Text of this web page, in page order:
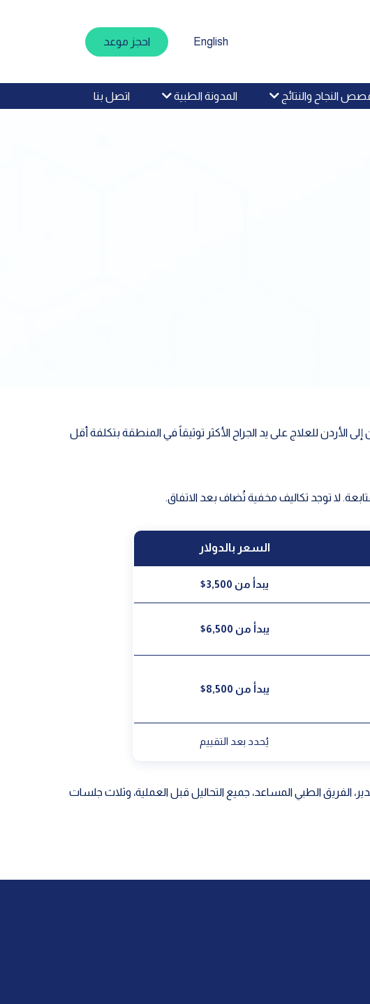
English احجز موعد
النجاح والنتائج المدونة الطبية اتصل بنا
الأردن للعلاج على يد الجراح الأكثر توثيقاً في المنطقة بتكلفة أقل
لا توجد تكاليف مخفية تُضاف بعد الاتفاق.
السعر بالدولار
يبدأ من 3,500$
يبدأ من 6,500$
يبدأ من 8,500$
يُحدد بعد التقييم
الفريق الطبي المساعد، جميع التحاليل قبل العملية، وثلاث جلسات